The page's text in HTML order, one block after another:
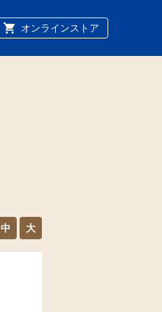
オンラインストア
中 大